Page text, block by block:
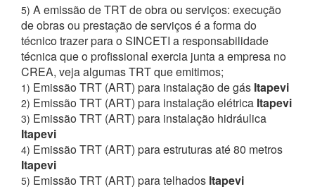
5) A emissão de TRT de obra ou serviços: execução
de obras ou prestação de serviços é a forma do
técnico trazer para o SINCETI a responsabilidade
técnica que o profissional exercia junta a empresa no
CREA, veja algumas TRT que emitimos;
1) Emissão TRT (ART) para instalação de gás Itapevi
2) Emissão TRT (ART) para instalação elétrica Itapevi
3) Emissão TRT (ART) para instalação hidráulica
Itapevi
4) Emissão TRT (ART) para estruturas até 80 metros
Itapevi
5) Emissão TRT (ART) para telhados Itapevi